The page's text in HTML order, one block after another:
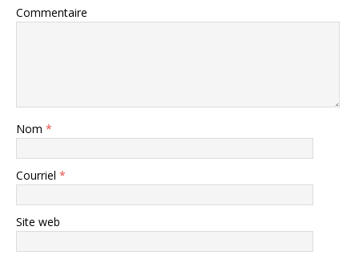
Commentaire
Nom *
Courriel *
Site web